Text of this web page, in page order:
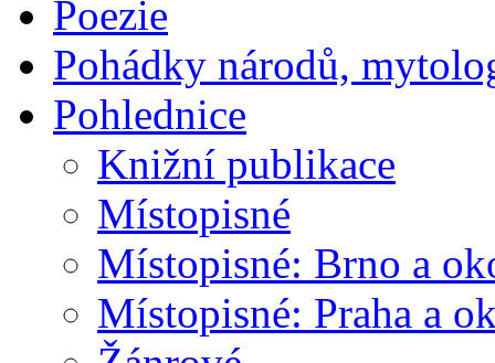
Poezie
Pohádky národů,
Pohlednice
Knižní publikace
Místopisné
Místopisné: Brno a
Místopisné: Praha a